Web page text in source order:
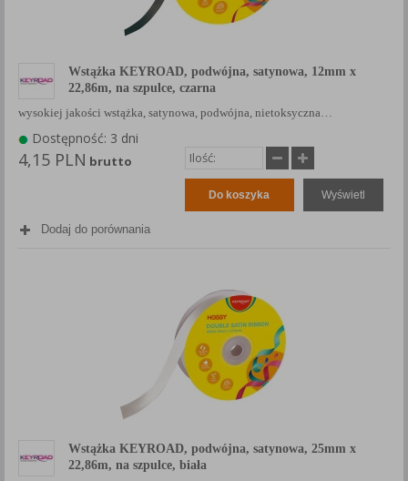
Wstążka KEYROAD, podwójna, satynowa, 12mm x
22,86m, na szpulce, czarna
wysokiej jakości wstążka, satynowa, podwójna, nietoksyczna…
Dostępność: 3 dni
4,15 PLN brutto
Do koszyka Wyświetl
Dodaj do porównania
Wstążka KEYROAD, podwójna, satynowa, 25mm x
22,86m, na szpulce, biała